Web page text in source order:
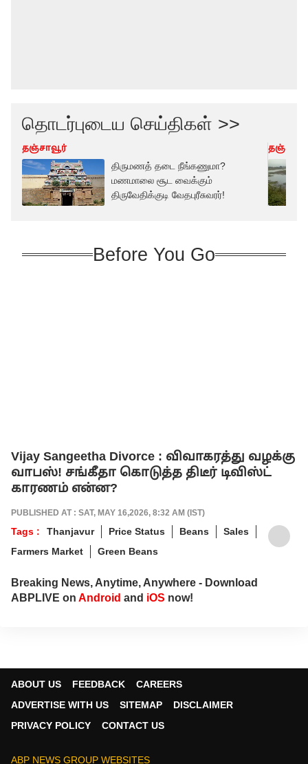
தொடர்புடைய செய்திகள் >>
தஞ்சாவூர்
திருமணத் தடை நீங்கணுமா?
மணமாலை சூட வைக்கும்
திருவேதிக்குடி வேதபுரீசுவரர்!
Before You Go
Vijay Sangeetha Divorce : விவாகரத்து வழக்கு
வாபஸ்! சங்கீதா கொடுத்த திடீர் டிவிஸ்ட்
காரணம் என்ன?
PUBLISHED AT : SAT, MAY 16,2026, 8:32 AM (IST)
Tags : Thanjavur Price Status Beans
Sales
Farmers Market
Green Beans
Breaking News, Anytime, Anywhere - Download
ABPLIVE on Android and iOS now!
ABOUT US FEEDBACK
CAREERS
ADVERTISE WITH US
SITEMAP
DISCLAIMER
PRIVACY POLICY
CONTACT US
ABP NEWS GROUP WEBSITES